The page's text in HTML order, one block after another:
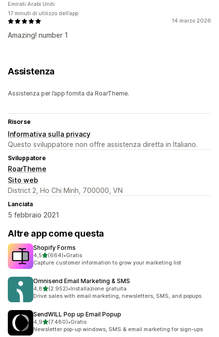
14 marzo 2026
Amazing! number 1
Emirati Arabi Uniti
17 minuti di utilizzo dell’app
Assistenza
Assistenza per l’app fornita da RoarTheme.
Risorse
Informativa sulla privacy
Questo sviluppatore non offre assistenza diretta in Italiano.
Sviluppatore
RoarTheme
Sito web
District 2, Ho Chi Minh, 700000, VN
Lanciata
5 febbraio 2021
Altre app come questa
Shopify Forms
4,5stelle su 5
(664)
664 recensioni totali
•Gratis
Capture customer information to grow your marketing list
Omnisend Email Marketing & SMS
4,8stelle su 5
(2.952)
2952 recensioni totali
•Installazione gratuita
Drive sales with email marketing, newsletters, SMS, and popups
SendWILL Pop up Email Popup
4,9stelle su 5
(7.480)
7480 recensioni totali
•Gratis
Newsletter pop-up windows, SMS & email marketing for sign-ups